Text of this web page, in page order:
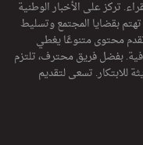
تركز على الأخبار الوطنية
تهتم بقضايا المجتمع وتسليط
محتوى متنوعًا يغطي
بفضل فريق محترف، تلتزم
للابتكار. تسعى لتقديم